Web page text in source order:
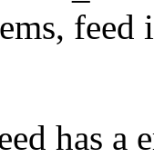
feed
has a